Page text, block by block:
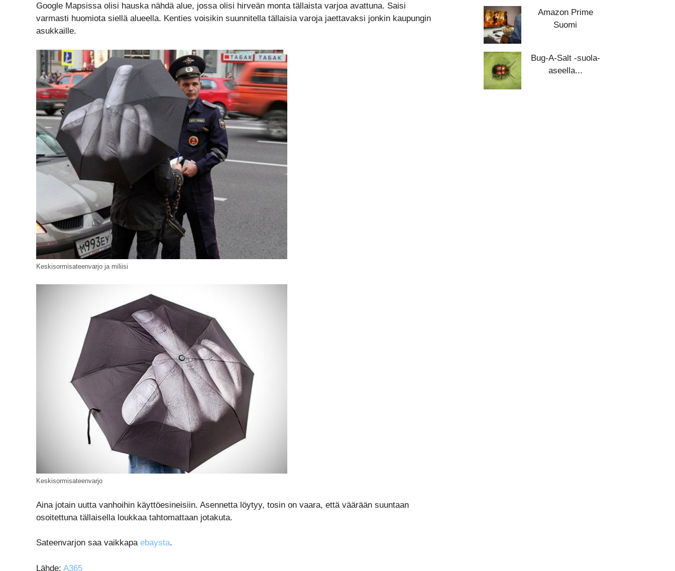
Google Mapsissa olisi hauska nähdä alue, jossa olisi hirveän monta tällaista varjoa avattuna. Saisi
varmasti huomiota siellä alueella. Kenties voisikin suunnitella tällaisia varoja jaettavaksi jonkin kaupungin
asukkaille.
Keskisormisateenvarjo ja miliisi
Keskisormisateenvarjo
Aina jotain uutta vanhoihin käyttöesineisiin. Asennetta löytyy, tosin on vaara, että väärään suuntaan
osoitettuna tällaisella loukkaa tahtomattaan jotakuta.
Sateenvarjon saa vaikkapa ebaysta.
Lähde: A365
Amazon Prime
Suomi
Bug-A-Salt -suola-
aseella...